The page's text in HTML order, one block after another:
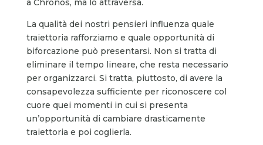
a Chronos, ma lo attraversa.
La qualità dei nostri pensieri influenza quale
traiettoria rafforziamo e quale opportunità di
biforcazione può presentarsi. Non si tratta di
eliminare il tempo lineare, che resta necessario
per organizzarci. Si tratta, piuttosto, di avere la
consapevolezza sufficiente per riconoscere col
cuore quei momenti in cui si presenta
un’opportunità di cambiare drasticamente
traiettoria e poi coglierla.